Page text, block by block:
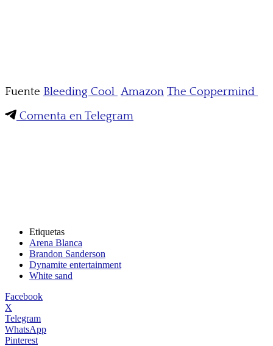
Fuente Bleeding Cool Amazon The Coppermind
Comenta en Telegram
Etiquetas
Arena Blanca
Brandon Sanderson
Dynamite entertainment
White sand
Facebook
X
Telegram
WhatsApp
Pinterest